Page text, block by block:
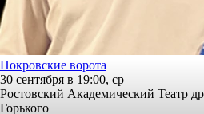
Покровские ворота
30 сентября в 19:00, ср
Ростовский Академический Театр
Горького